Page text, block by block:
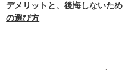
デメリットと、後悔しないため
の選び方